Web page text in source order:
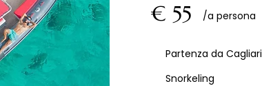
€ 55 /a persona
Partenza da Cagliari
Snorkeling